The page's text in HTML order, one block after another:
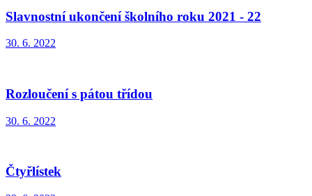
Slavnostní ukončení školního roku 2021 - 22
30. 6. 2022
Rozloučení s pátou třídou
30. 6. 2022
Čtyřlístek